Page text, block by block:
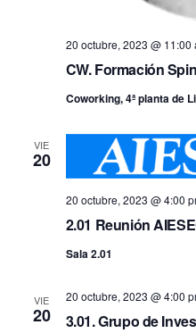
CW. Formación
20 octubre, 2023 @ 11:00
Coworking, 4ª planta de
VIE
20
2.01 Reunión
20 octubre, 2023 @ 4:00
Sala 2.01
VIE
20 3.01. Grupo de
20 octubre, 2023 @ 4:00